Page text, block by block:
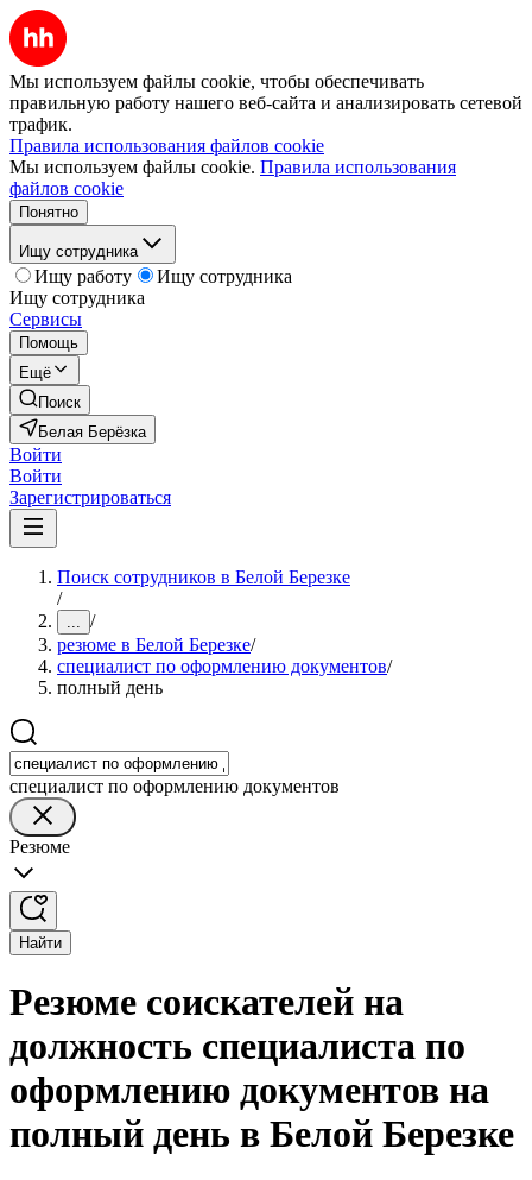
Мы используем файлы cookie, чтобы обеспечивать
правильную работу нашего веб-сайта и анализировать сетевой
трафик.
Правила использования файлов cookie
Мы используем файлы cookie. Правила использования
файлов cookie
Понятно
Ищу сотрудника
Ищу работу
Ищу сотрудника
Ищу сотрудника
Сервисы
Помощь
Ещё
Поиск
Белая Берёзка
Войти
Войти
Зарегистрироваться
Поиск сотрудников в Белой Березке
/
... /
резюме в Белой Березке/
специалист по оформлению документов/
полный день
специалист по оформлению документов
Резюме
Найти
Резюме соискателей на
должность специалиста по
оформлению документов на
полный день в Белой Березке